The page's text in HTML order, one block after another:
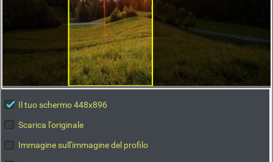
Il tuo schermo 448x896
Scarica l'originale
Immagine sull'immagine del profilo